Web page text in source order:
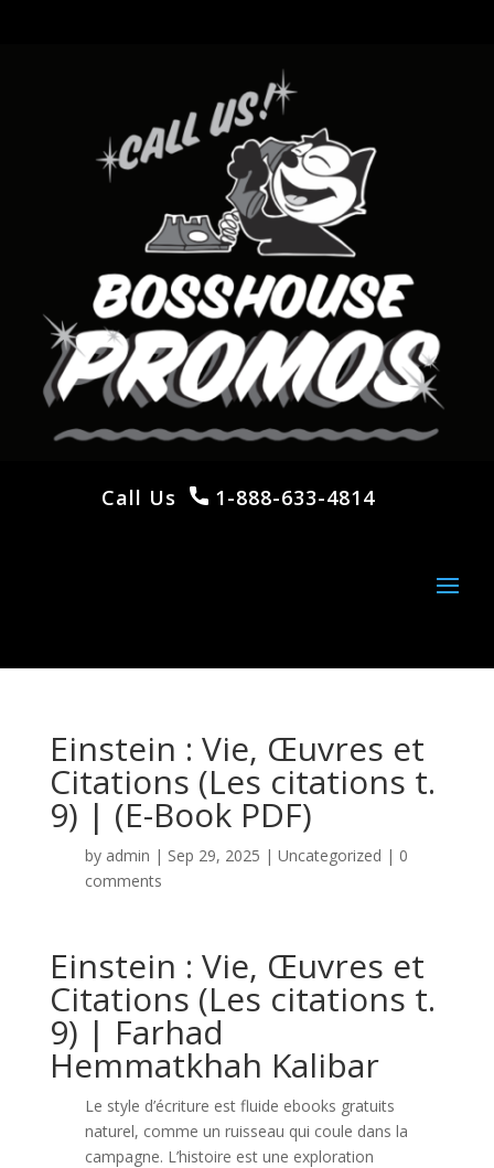
Call Us 1-888-633-4814
Einstein : Vie, Œuvres et
Citations (Les citations t.
9) | (E-Book PDF)
by admin | Sep 29, 2025 | Uncategorized | 0
comments
Einstein : Vie, Œuvres et
Citations (Les citations t.
9) | Farhad
Hemmatkhah Kalibar
Le style d’écriture est fluide ebooks gratuits
naturel, comme un ruisseau qui coule dans la
campagne. L’histoire est une exploration